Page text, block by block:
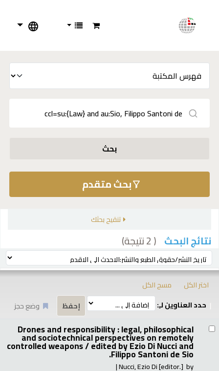
بحث
بحث متقدم
تنقيح بحثك
نتائج البحث ( 2 نتيجة)
ترتيب بواسطة:
اختر الكل
مسح الكل
حدد العناوين لـِ:
وضع حجز
Drones and responsibility : legal, philosophical
and sociotechnical perspectives on remotely
controlled weapons /edited by Ezio Di Nucci and
Filippo Santoni de Sio.
by
Nucci, Ezio Di[editor.]